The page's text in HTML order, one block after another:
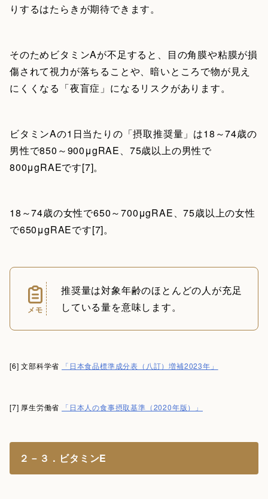
りするはたらきが期待できます。
そのためビタミンAが不足すると、目の角膜や粘膜が損
傷されて視力が落ちることや、暗いところで物が見え
にくくなる「夜盲症」になるリスクがあります。
ビタミンAの1日当たりの「摂取推奨量」は18～74歳の
男性で850～900μgRAE、75歳以上の男性で
800μgRAEです[7]。
18～74歳の女性で650～700μgRAE、75歳以上の女性
で650μgRAEです[7]。
メモ
推奨量は対象年齢のほとんどの人が充足
している量を意味します。
[6] 文部科学省 「日本食品標準成分表（八訂）増補2023年」
[7] 厚生労働省 「日本人の食事摂取基準（2020年版）」
２－３．ビタミンE